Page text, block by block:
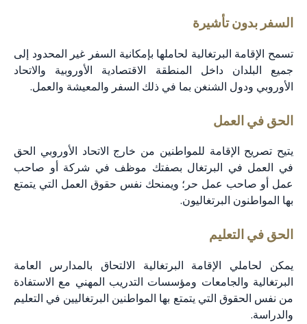
السفر بدون تأشيرة
تسمح الإقامة البرتغالية لحاملها بإمكانية السفر غير المحدود إلى
جميع البلدان داخل المنطقة الاقتصادية الأوروبية والاتحاد
الأوروبي ودول الشنغن بما في ذلك السفر والمعيشة والعمل.
الحق في العمل
يتيح تصريح الإقامة للمواطنين من خارج الاتحاد الأوروبي الحق
في العمل في البرتغال بصفتك موظف في شركة أو صاحب
عمل أو صاحب عمل حر؛ ويمنحك نفس حقوق العمل التي يتمتع
بها المواطنون البرتغاليون.
الحق في التعليم
يمكن لحاملي الإقامة البرتغالية الالتحاق بالمدارس العامة
البرتغالية والجامعات ومؤسسات التدريب المهني مع الاستفادة
من نفس الحقوق التي يتمتع بها المواطنين البرتغاليين في التعليم
والدراسة.